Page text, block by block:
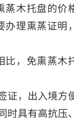
木托盘的价
理熏蒸证明
，免熏蒸木
，出入境方便
具有高抗压、